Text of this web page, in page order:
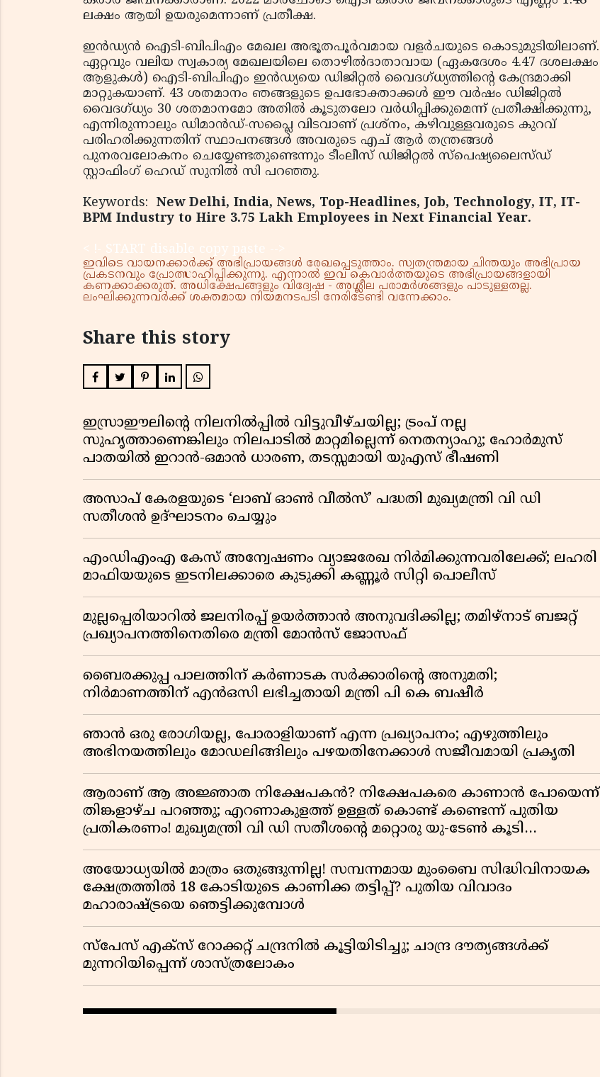
ലക്ഷം ആയി ഉയരുമെന്നാണ് പ്രതീക്ഷ.
ഇൻഡ്യൻ ഐടി-ബിപിഎം മേഖല അഭൂതപൂർവമായ വളർചയുടെ കൊടുമുടിയിലാണ്.
ഏറ്റവും വലിയ സ്വകാര്യ മേഖലയിലെ തൊഴിൽദാതാവായ (ഏകദേശം 4.47 ദശലക്ഷം
ആളുകൾ) ഐടി-ബിപിഎം ഇൻഡ്യയെ ഡിജിറ്റൽ വൈദഗ്ധ്യത്തിന്റെ കേന്ദ്രമാക്കി
മാറ്റുകയാണ്. 43 ശതമാനം ഞങ്ങളുടെ ഉപഭോക്താക്കൾ ഈ വർഷം ഡിജിറ്റൽ
വൈദഗ്ധ്യം 30 ശതമാനമോ അതിൽ കൂടുതലോ വർധിപ്പിക്കുമെന്ന് പ്രതീക്ഷിക്കുന്നു,
എന്നിരുന്നാലും ഡിമാൻഡ്-സപ്ലൈ വിടവാണ് പ്രശ്‌നം, കഴിവുള്ളവരുടെ കുറവ്
പരിഹരിക്കുന്നതിന് സ്ഥാപനങ്ങൾ അവരുടെ എച് ആർ തന്ത്രങ്ങൾ
പുനരവലോകനം ചെയ്യേണ്ടതുണ്ടെന്നും ടീംലീസ് ഡിജിറ്റൽ സ്പെഷ്യലൈസ്ഡ്
സ്റ്റാഫിംഗ് ഹെഡ് സുനിൽ സി പറഞ്ഞു.
Keywords: New Delhi, India, News, Top-Headlines, Job, Technology, IT, IT-
BPM Industry to Hire 3.75 Lakh Employees in Next Financial Year.
< !- START disable copy paste -->
ഇവിടെ വായനക്കാർക്ക് അഭിപ്രായങ്ങൾ രേഖപ്പെടുത്താം. സ്വതന്ത്രമായ ചിന്തയും അഭിപ്രായ
പ്രകടനവും പ്രോത്സാഹിപ്പിക്കുന്നു. എന്നാൽ ഇവ കെവാർത്തയുടെ അഭിപ്രായങ്ങളായി
കണക്കാക്കരുത്. അധിക്ഷേപങ്ങളും വിദ്വേഷ - അശ്ലീല പരാമർശങ്ങളും പാടുള്ളതല്ല.
ലംഘിക്കുന്നവർക്ക് ശക്തമായ നിയമനടപടി നേരിടേണ്ടി വന്നേക്കാം.
Share this story
ഇസ്രാഈലിന്റെ നിലനിൽപ്പിൽ വിട്ടുവീഴ്ചയില്ല; ട്രംപ് നല്ല
സുഹൃത്താണെങ്കിലും നിലപാടിൽ മാറ്റമില്ലെന്ന് നെതന്യാഹു; ഹോർമുസ്
പാതയിൽ ഇറാൻ-ഒമാൻ ധാരണ, തടസ്സമായി യുഎസ് ഭീഷണി
അസാപ് കേരളയുടെ ‘ലാബ് ഓൺ വീൽസ്’ പദ്ധതി മുഖ്യമന്ത്രി വി ഡി
സതീശൻ ഉദ്ഘാടനം ചെയ്യും
എംഡിഎംഎ കേസ് അന്വേഷണം വ്യാജരേഖ നിർമിക്കുന്നവരിലേക്ക്; ലഹരി
മാഫിയയുടെ ഇടനിലക്കാരെ കുടുക്കി കണ്ണൂർ സിറ്റി പൊലീസ്
മുല്ലപ്പെരിയാറിൽ ജലനിരപ്പ് ഉയർത്താൻ അനുവദിക്കില്ല; തമിഴ്നാട് ബജറ്റ്
പ്രഖ്യാപനത്തിനെതിരെ മന്ത്രി മോൻസ് ജോസഫ്
ബൈരക്കുപ്പ പാലത്തിന് കർണാടക സർക്കാരിൻ്റെ അനുമതി;
നിർമാണത്തിന് എൻഒസി ലഭിച്ചതായി മന്ത്രി പി കെ ബഷീർ
ഞാൻ ഒരു രോഗിയല്ല, പോരാളിയാണ് എന്ന പ്രഖ്യാപനം; എഴുത്തിലും
അഭിനയത്തിലും മോഡലിങ്ങിലും പഴയതിനേക്കാൾ സജീവമായി പ്രകൃതി
ആരാണ് ആ അജ്ഞാത നിക്ഷേപകൻ? നിക്ഷേപകരെ കാണാൻ പോയെന്ന്
തിങ്കളാഴ്ച പറഞ്ഞു; എറണാകുളത്ത് ഉള്ളത് കൊണ്ട് കണ്ടെന്ന് പുതിയ
പ്രതികരണം! മുഖ്യമന്ത്രി വി ഡി സതീശന്റെ മറ്റൊരു യു-ടേൺ കൂടി
വിവാദമാകുമ്പോൾ
അയോധ്യയിൽ മാത്രം ഒതുങ്ങുന്നില്ല! സമ്പന്നമായ മുംബൈ സിദ്ധിവിനായക
ക്ഷേത്രത്തിൽ 18 കോടിയുടെ കാണിക്ക തട്ടിപ്പ്? പുതിയ വിവാദം
മഹാരാഷ്ട്രയെ ഞെട്ടിക്കുമ്പോൾ
സ്പേസ് എക്സ് റോക്കറ്റ് ചന്ദ്രനിൽ കൂട്ടിയിടിച്ചു; ചാന്ദ്ര ദൗത്യങ്ങൾക്ക്
മുന്നറിയിപ്പെന്ന് ശാസ്ത്രലോകം ​​​​​​​